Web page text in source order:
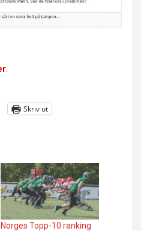
.
Skriv ut
Norges Topp-10 ranking